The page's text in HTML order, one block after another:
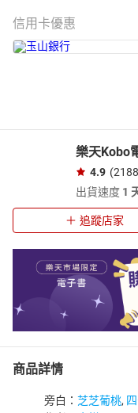
信用卡優惠
樂天Kobo
4.9
出貨速度 1
追蹤店家
商品詳情
旁白： 芝芝葡桃,